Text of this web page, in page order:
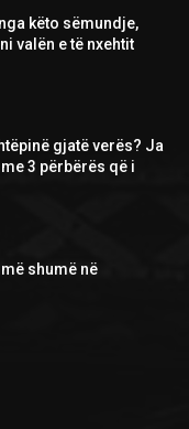
këto sëmundje,
valën e të nxehtit
gjatë verës? Ja
3 përbërës që i
shumë në